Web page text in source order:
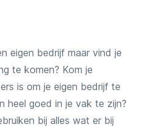
eigen bedrijf maar vind je
te komen? Kom je
is om je eigen bedrijf te
heel goed in je vak te zijn?
bij alles wat er bij